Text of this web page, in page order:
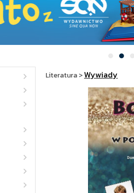
Literatura>Wywiady